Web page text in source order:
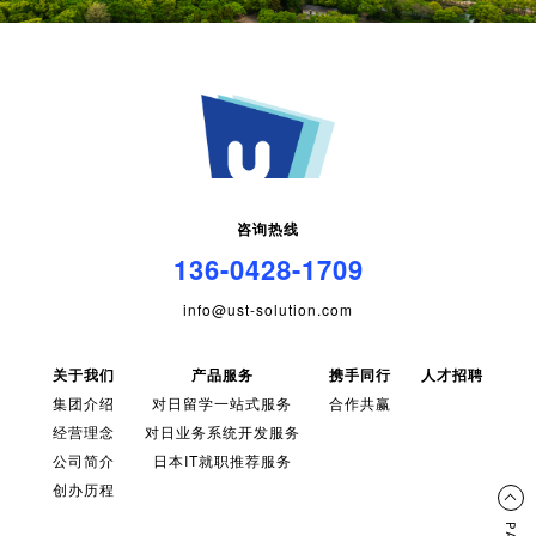
咨询热线
136-0428-1709
info@ust-solution.com
关于我们
集团介绍
经营理念
公司简介
创办历程
产品服务
对日留学一站式服务
对日业务系统开发服务
日本IT就职推荐服务
携手同行
合作共赢
人才招聘